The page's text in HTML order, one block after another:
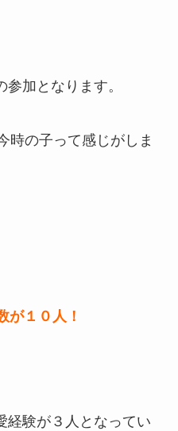
加となります。
時の子って感じがしま
が１０人！
経験が３人となってい